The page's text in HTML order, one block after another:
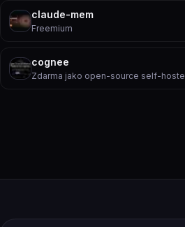
claude-mem
Freemium
cognee
Zdarma jako open-source self-